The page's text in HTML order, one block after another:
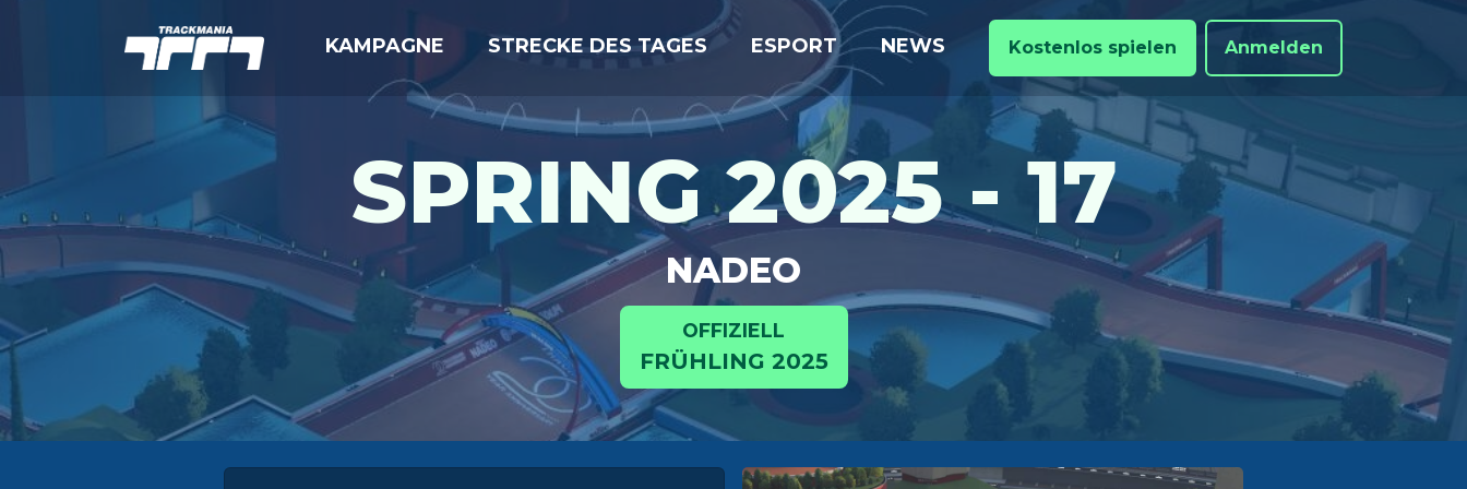
KAMPAGNE STRECKE DES TAGES ESPORT NEWS Kostenlos spielen Anmelden
SPRING 2025 - 17
NADEO
OFFIZIELL
FRÜHLING 2025